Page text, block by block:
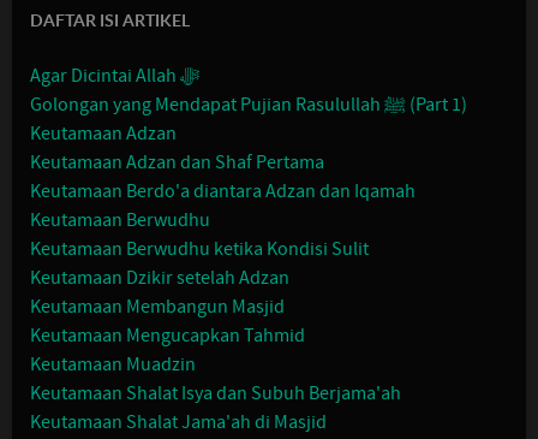
DAFTAR ISI ARTIKEL
Agar Dicintai Allah ﷻ
Golongan yang Mendapat Pujian Rasulullah ﷺ (Part 1)
Keutamaan Adzan
Keutamaan Adzan dan Shaf Pertama
Keutamaan Berdo'a diantara Adzan dan Iqamah
Keutamaan Berwudhu
Keutamaan Berwudhu ketika Kondisi Sulit
Keutamaan Dzikir setelah Adzan
Keutamaan Membangun Masjid
Keutamaan Mengucapkan Tahmid
Keutamaan Muadzin
Keutamaan Shalat Isya dan Subuh Berjama'ah
Keutamaan Shalat Jama'ah di Masjid